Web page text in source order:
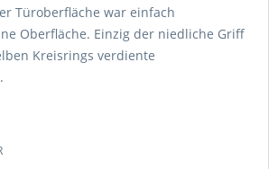
Türoberfläche war einfach
Oberfläche. Einzig der niedliche Griff
Kreisrings verdiente